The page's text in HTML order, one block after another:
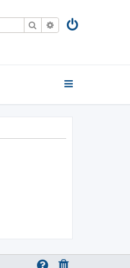
Поиск Расширенный